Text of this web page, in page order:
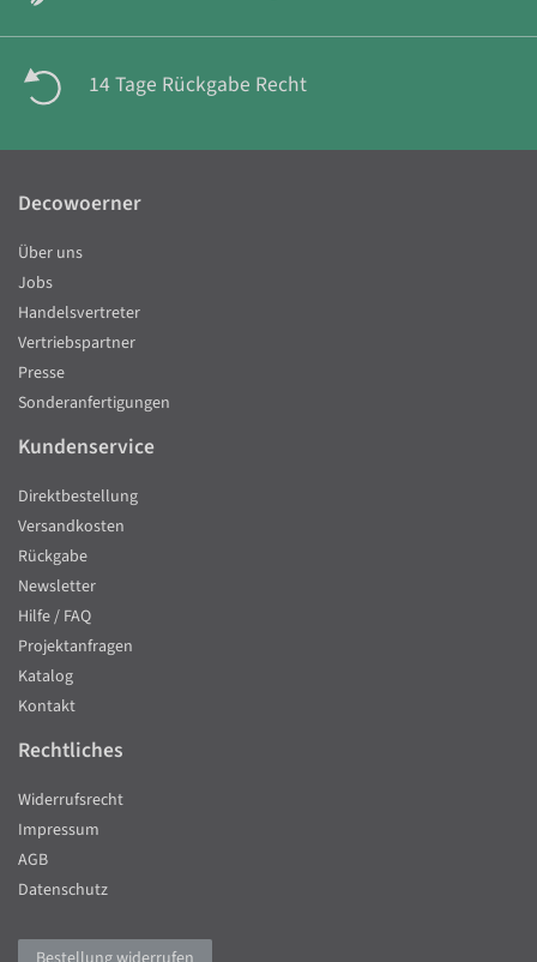
14 Tage Rückgabe Recht
Decowoerner
Über uns
Jobs
Handelsvertreter
Vertriebspartner
Presse
Sonderanfertigungen
Kundenservice
Direktbestellung
Versandkosten
Rückgabe
Newsletter
Hilfe / FAQ
Projektanfragen
Katalog
Kontakt
Rechtliches
Widerrufsrecht
Impressum
AGB
Datenschutz